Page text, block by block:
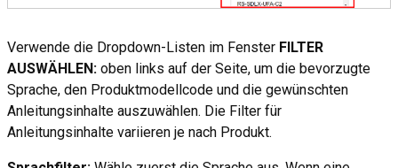
Verwende die Dropdown-Listen im Fenster FILTER
AUSWÄHLEN: oben links auf der Seite, um die bevorzugte
Sprache, den Produktmodellcode und die gewünschten
Anleitungsinhalte auszuwählen. Die Filter für
Anleitungsinhalte variieren je nach Produkt.